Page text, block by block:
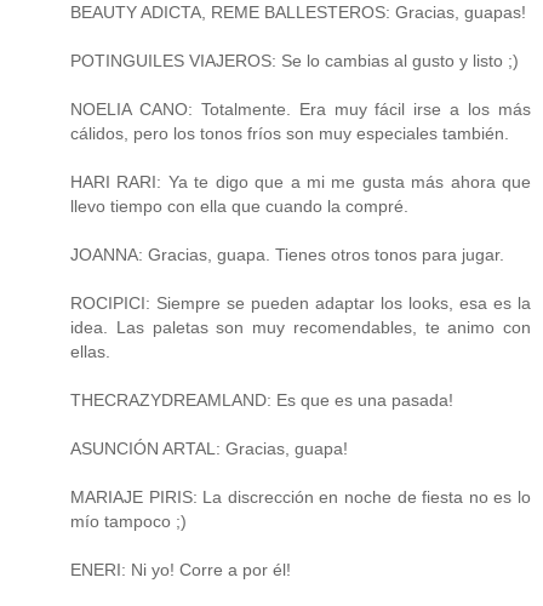
BEAUTY ADICTA, REME BALLESTEROS: Gracias, guapas!
POTINGUILES VIAJEROS: Se lo cambias al gusto y listo ;)
NOELIA CANO: Totalmente. Era muy fácil irse a los más
cálidos, pero los tonos fríos son muy especiales también.
HARI RARI: Ya te digo que a mi me gusta más ahora que
llevo tiempo con ella que cuando la compré.
JOANNA: Gracias, guapa. Tienes otros tonos para jugar.
ROCIPICI: Siempre se pueden adaptar los looks, esa es la
idea. Las paletas son muy recomendables, te animo con
ellas.
THECRAZYDREAMLAND: Es que es una pasada!
ASUNCIÓN ARTAL: Gracias, guapa!
MARIAJE PIRIS: La discrección en noche de fiesta no es lo
mío tampoco ;)
ENERI: Ni yo! Corre a por él!